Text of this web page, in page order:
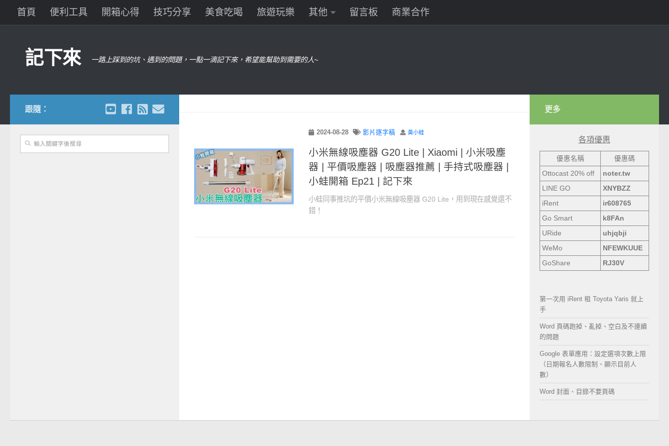
首頁 便利工具 開箱心得 技巧分享 美食吃喝 旅遊玩樂 其他 留言板 商業合作
記下來 一路上踩到的坑、遇到的問題，一點一滴記下來，希望能幫助到需要的人~
2024-08-28 影片逐字稿 黃小蛙
小米無線吸塵器 G20 Lite | Xiaomi | 小米吸塵
器 | 平價吸塵器 | 吸塵器推薦 | 手持式吸塵器 |
小蛙開箱 Ep21 | 記下來
小蛙同事推坑的平價小米無線吸塵器 G20 Lite，用到現在感覺還不
錯！
跟隨： 更多
各項優惠
優惠名稱
優惠碼
Ottocast 20% off
noter.tw
LINE GO
XNYBZZ
iRent
ir608765
Go Smart
k8FAn
URide
uhjqbji
WeMo
NFEWKUUE
GoShare
RJ30V
第一次用 iRent 租 Toyota Yaris 就上
手
Word 頁碼跑掉、亂掉、空白及不連續
的問題
Google 表單應用：設定選項次數上限
（日期報名人數限制、顯示目前人
數）
Word 封面、目錄不要頁碼